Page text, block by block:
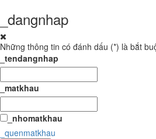
_dangnhap
Những thông tin có đánh dấu (*) là bắt
_tendangnhap
_matkhau
_nhomatkhau
_quenmatkhau